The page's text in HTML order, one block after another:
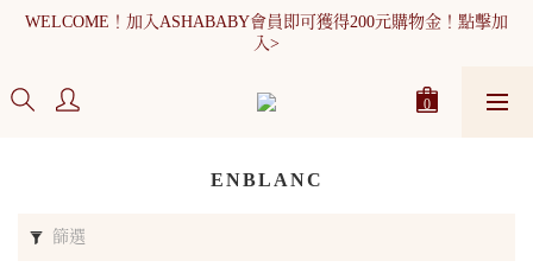
WELCOME！加入ASHABABY會員即可獲得200元購物金！點擊加
入>
全館消費滿900元免運
WELCOME！加入ASHABABY會員即可獲得200元購物金！點擊加
ENBLANC
篩選